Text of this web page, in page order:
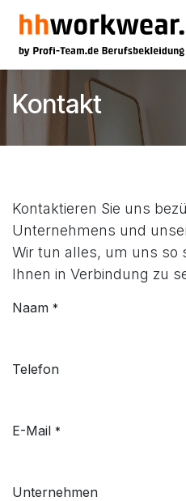
Kontakt
Kontaktieren Sie uns
Unternehmens und
Wir tun alles, um uns so
Ihnen in Verbindung zu
Naam *
Telefon
E-Mail *
Unternehmen